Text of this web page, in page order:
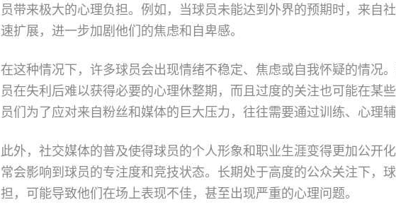
员带来极大的心理负担。例如，当球员未能达到外界的预期时，来自
速扩展，进一步加剧他们的焦虑和自卑感。
在这种情况下，许多球员会出现情绪不稳定、焦虑或自我怀疑的情况
员在失利后难以获得必要的心理休整期，而且过度的关注也可能在某
员们为了应对来自粉丝和媒体的巨大压力，往往需要通过训练、心理
此外，社交媒体的普及使得球员的个人形象和职业生涯变得更加公开
常会影响到球员的专注度和竞技状态。长期处于高度的公众关注下，
担，可能导致他们在场上表现不佳，甚至出现严重的心理问题。